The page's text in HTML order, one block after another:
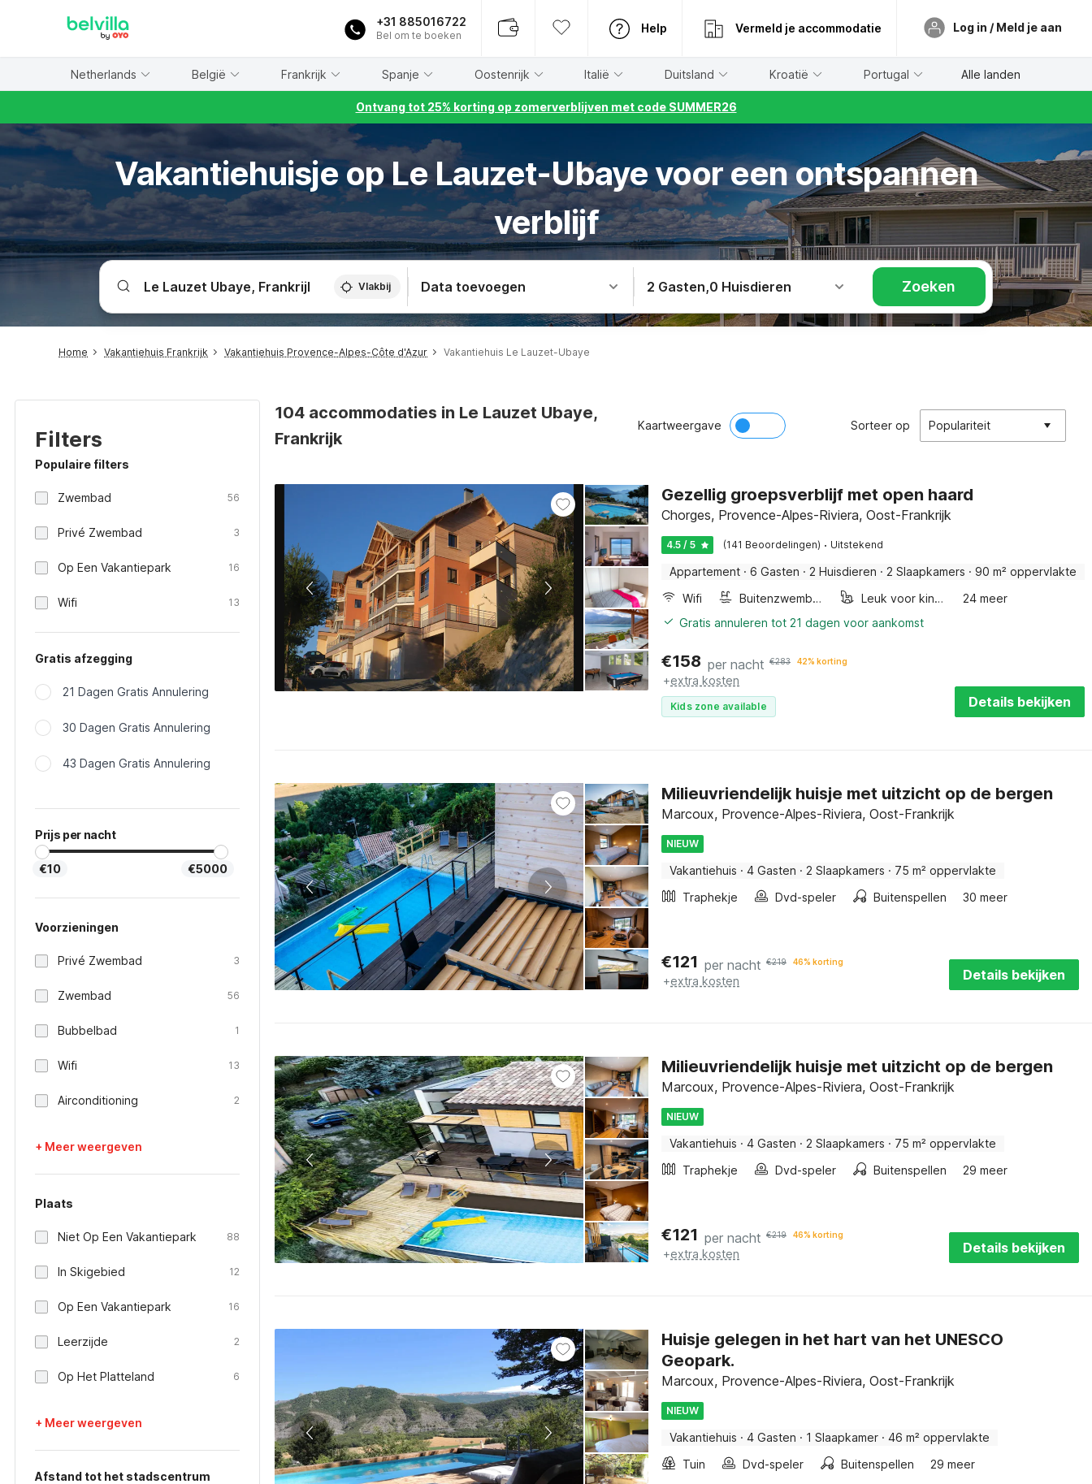
+31 885016722
Bel om te boeken
Help Vermeld je accommodatie Log in / Meld je aan
Netherlands België Frankrijk Spanje Oostenrijk Italië Duitsland Kroatië Portugal Alle landen
Ontvang tot 25% korting op zomerverblijven met code SUMMER26
Vakantiehuisje op Le Lauzet-Ubaye voor een ontspannen
verblijf
Vlakbij Data toevoegen 2 Gasten,0 Huisdieren Zoeken
Home Vakantiehuis Frankrijk Vakantiehuis Provence-Alpes-Côte d'Azur Vakantiehuis Le Lauzet-Ubaye
Filters
Populaire filters
Zwembad 56
Privé Zwembad 3
Op Een Vakantiepark 16
Wifi 13
Gratis afzegging
21 Dagen Gratis Annulering
30 Dagen Gratis Annulering
43 Dagen Gratis Annulering
Prijs per nacht
€10 €5000
Voorzieningen
Privé Zwembad 3
Zwembad 56
Bubbelbad 1
Wifi 13
Airconditioning 2
+ Meer weergeven
Plaats
Niet Op Een Vakantiepark 88
In Skigebied 12
Op Een Vakantiepark 16
Leerzijde 2
Op Het Platteland 6
+ Meer weergeven
Afstand tot het stadscentrum
104 accommodaties in Le Lauzet Ubaye,
Frankrijk
Kaartweergave Sorteer op Populariteit
Gezellig groepsverblijf met open haard
Chorges, Provence-Alpes-Riviera, Oost-Frankrijk
4.5 / 5 (141 Beoordelingen) · Uitstekend
Appartement · 6 Gasten · 2 Huisdieren · 2 Slaapkamers · 90 m² oppervlakte
Wifi
Buitenzwembad Leuk voor kinderen
24 meer
Gratis annuleren tot 21 dagen voor aankomst
€158 per nacht €283 42% korting
+extra kosten
Kids zone available Details bekijken
Milieuvriendelijk huisje met uitzicht op de bergen
Marcoux, Provence-Alpes-Riviera, Oost-Frankrijk
NIEUW
Vakantiehuis · 4 Gasten · 2 Slaapkamers · 75 m² oppervlakte
Traphekje
Dvd-speler Buitenspellen 30 meer
€121 per nacht €219 46% korting
+extra kosten Details bekijken
Milieuvriendelijk huisje met uitzicht op de bergen
Marcoux, Provence-Alpes-Riviera, Oost-Frankrijk
NIEUW
Vakantiehuis · 4 Gasten · 2 Slaapkamers · 75 m² oppervlakte
Traphekje
Dvd-speler Buitenspellen 29 meer
€121 per nacht €219 46% korting
+extra kosten Details bekijken
Huisje gelegen in het hart van het UNESCO
Geopark.
Marcoux, Provence-Alpes-Riviera, Oost-Frankrijk
NIEUW
Vakantiehuis · 4 Gasten · 1 Slaapkamer · 46 m² oppervlakte
Tuin
Dvd-speler Buitenspellen 29 meer